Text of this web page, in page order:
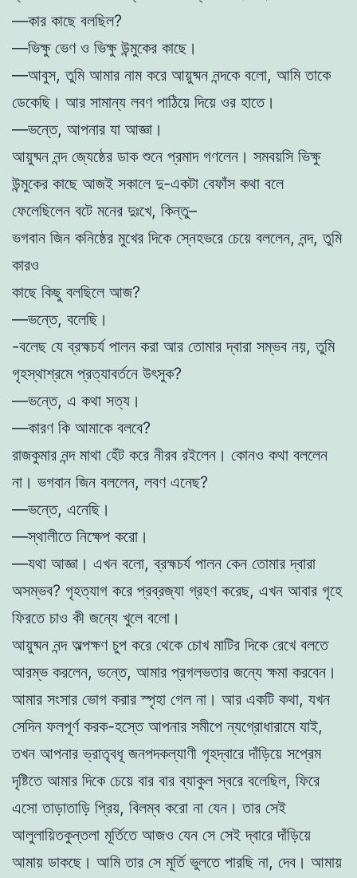
—কার কাছে বলছিল?
—ভিক্ষু ভেণ ও ভিক্ষু উন্মুকের কাছে।
—আবুস, তুমি আমার নাম করে আয়ুষ্মন নন্দকে বলো, আমি তাকে
ডেকেছি। আর সামান্য লবণ পাঠিয়ে দিয়ে ওর হাতে।
—ভন্তে, আপনার যা আজ্ঞা।
আয়ুষ্মন নন্দ জ্যেষ্ঠের ডাক শুনে প্রমাদ গণলেন। সমবয়সি ভিক্ষু
উন্মুকের কাছে আজই সকালে দু-একটা বেফাঁস কথা বলে
ফেলেছিলেন বটে মনের দুঃখে, কিন্তু–
ভগবান জিন কনিষ্ঠের মুখের দিকে স্নেহভরে চেয়ে বললেন, নন্দ, তুমি
কারও
কাছে কিছু বলছিলে আজ?
—ভন্তে, বলেছি।
-বলেছ যে ব্রহ্মচর্য পালন করা আর তোমার দ্বারা সম্ভব নয়, তুমি
গৃহস্থাশ্রমে প্রত্যাবর্তনে উৎসুক?
—ভন্তে, এ কথা সত্য।
—কারণ কি আমাকে বলবে?
রাজকুমার নন্দ মাথা হেঁট করে নীরব রইলেন। কোনও কথা বললেন
না। ভগবান জিন বললেন, লবণ এনেছ?
—ভন্তে, এনেছি।
—স্থালীতে নিক্ষেপ করো।
—যথা আজ্ঞা। এখন বলো, ব্রহ্মচর্য পালন কেন তোমার দ্বারা
অসম্ভব? গৃহত্যাগ করে প্রব্রজ্যা গ্রহণ করেছ, এখন আবার গৃহে
ফিরতে চাও কী জন্যে খুলে বলো।
আয়ুষ্মন নন্দ অল্পক্ষণ চুপ করে থেকে চোখ মাটির দিকে রেখে বলতে
আরম্ভ করলেন, ভন্তে, আমার প্রগলভতার জন্যে ক্ষমা করবেন।
আমার সংসার ভোগ করার স্পৃহা গেল না। আর একটি কথা, যখন
সেদিন ফলপূর্ণ করক-হস্তে আপনার সমীপে ন্যগ্রোধারামে যাই,
তখন আপনার ভ্রাতৃবধূ জনপদকল্যাণী গৃহদ্বারে দাঁড়িয়ে সপ্রেম
দৃষ্টিতে আমার দিকে চেয়ে বার বার ব্যাকুল স্বরে বলেছিল, ফিরে
এসো তাড়াতাড়ি প্রিয়, বিলম্ব করো না যেন। তার সেই
আলুলায়িতকুন্তলা মূর্তিতে আজও যেন সে সেই দ্বারে দাঁড়িয়ে
আমায় ডাকছে। আমি তার সে মূর্তি ভুলতে পারছি না, দেব। আমায়